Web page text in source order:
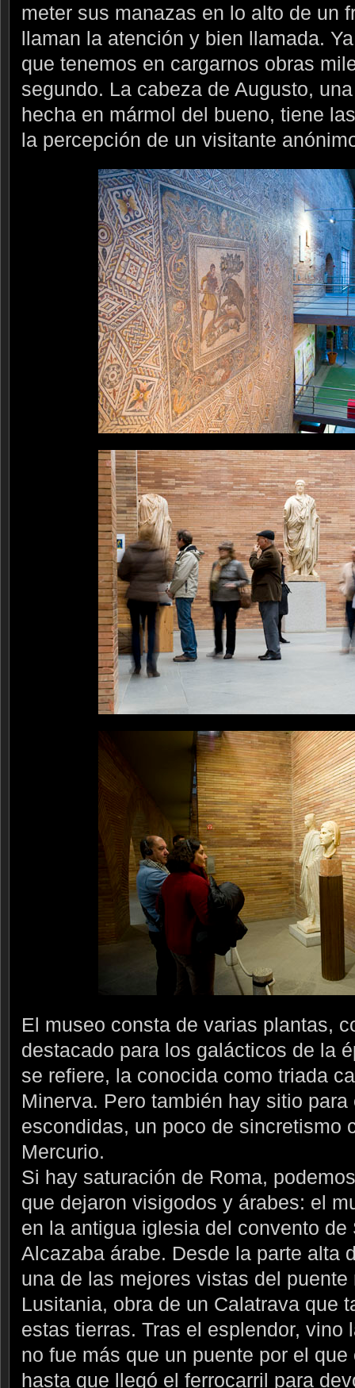
meter sus manazas en lo alto de un
llaman la atención y bien llamada.
que tenemos en cargarnos obras
segundo. La cabeza de Augusto,
hecha en mármol del bueno, tiene
la percepción de un visitante
El museo consta de varias plantas,
destacado para los galácticos de la
se refiere, la conocida como triada
Minerva. Pero también hay sitio
escondidas, un poco de sincretismo
Mercurio.
Si hay saturación de Roma,
que dejaron visigodos y árabes: el
en la antigua iglesia del convento de
Alcazaba árabe. Desde la parte alta
una de las mejores vistas del puente
Lusitania, obra de un Calatrava que
estas tierras. Tras el esplendor, vino
no fue más que un puente por el
hasta que llegó el ferrocarril para